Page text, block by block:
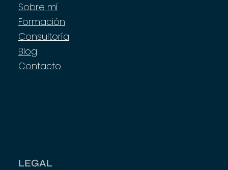
Sobre mí
Formación
Consultoría
Blog
Contacto
LEGAL